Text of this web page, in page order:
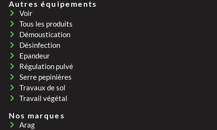
Autres équipements
Voir
Tous les produits
Démoustication
Désinfection
Epandeur
Régulation pulvé
Serre pepinières
Travaux de sol
Travail végétal
Nos marques
Arag